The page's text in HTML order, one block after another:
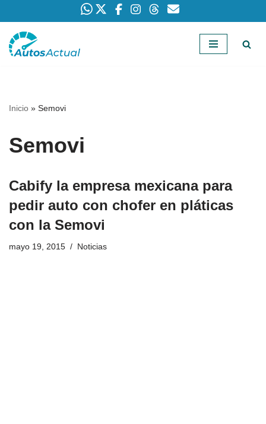
Saltar
Inicio » Semovi
Semovi
Cabify la empresa mexicana para
pedir auto con chofer en pláticas
con la Semovi
mayo 19, 2015 Noticias